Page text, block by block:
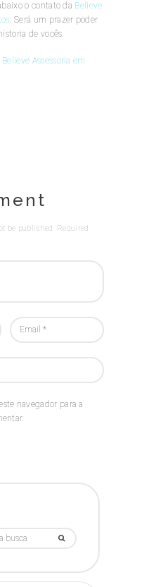
o contato da Believe
Será um prazer poder
de vocês.
Assessoria em
be published. Required
navegador para a